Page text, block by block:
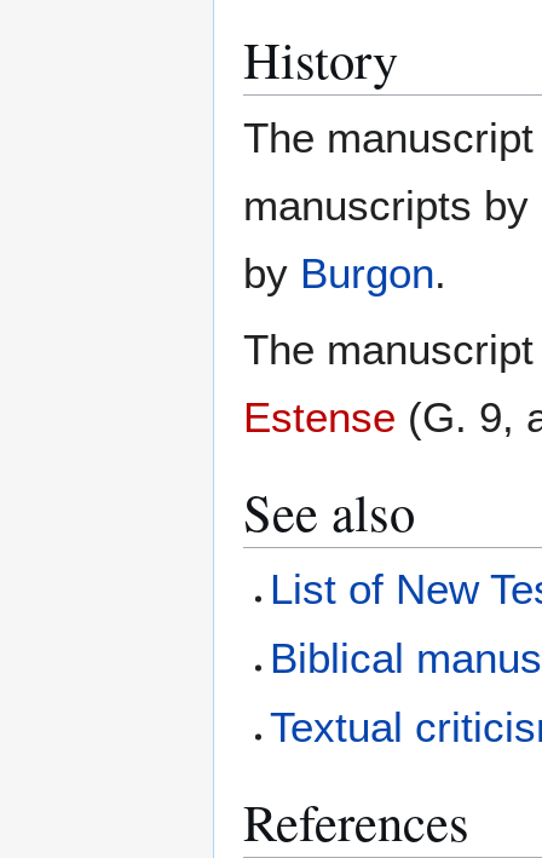
History
The
manuscripts by
by Burgon.
The
Estense (G. 9,
See also
List of New
Biblical
Textual
References